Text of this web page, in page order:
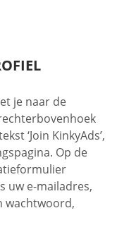
je naar de
‘Join KinkyAds’,
Op de
uw e-mailadres,
wachtwoord,